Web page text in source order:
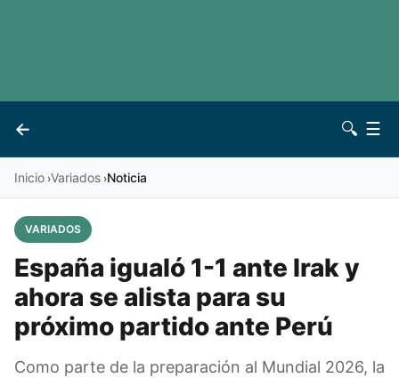
←
Vives 🔍 ☰
Inicio ›Variados ›Noticia
VARIADOS
España igualó 1-1 ante Irak y
ahora se alista para su
próximo partido ante Perú
Como parte de la preparación al Mundial 2026, la